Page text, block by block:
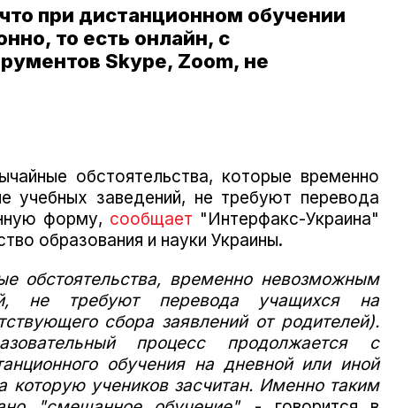
при дистанционном обучении
то есть онлайн, с
Skype, Zoom, не
обстоятельства, которые временно
учебных заведений, не требуют перевода
форму, сообщает "Интерфакс-Украина"
образования и науки Украины.
обстоятельства, временно невозможным
не требуют перевода учащихся на
сбора заявлений от родителей).
процесс продолжается с
обучения на дневной или иной
которую учеников засчитан. Именно таким